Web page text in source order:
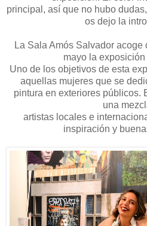
principal, así que no hubo
os dejo la
La Sala Amós Salvador
mayo la
Uno de los objetivos de esta
aquellas mujeres que se
pintura en exteriores públicos.
una
artistas locales e
inspiración y